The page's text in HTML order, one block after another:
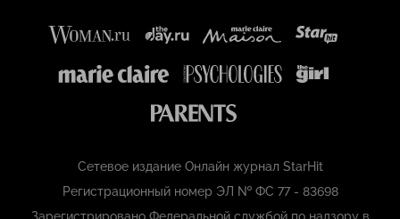
Сетевое издание Онлайн журнал StarHit
Регистрационный номер ЭЛ № ФС 77 - 83698